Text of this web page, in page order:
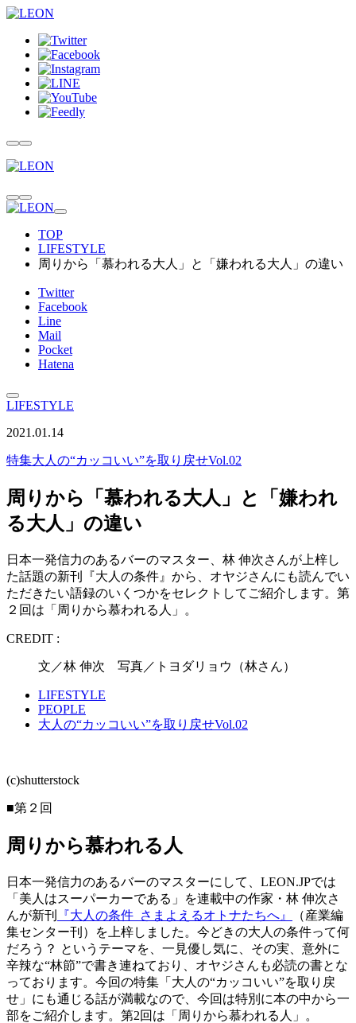
TOP
LIFESTYLE
周りから「慕われる大人」と「嫌われる大人」の違い
Twitter
Facebook
Line
Mail
Pocket
Hatena
LIFESTYLE
2021.01.14
特集大人の“カッコいい”を取り戻せVol.02
周りから「慕われる大人」と「嫌われ
る大人」の違い
日本一発信力のあるバーのマスター、林 伸次さんが上梓し
た話題の新刊『大人の条件』から、オヤジさんにも読んでい
ただきたい語録のいくつかをセレクトしてご紹介します。第
２回は「周りから慕われる人」。
CREDIT :
文／林 伸次 写真／トヨダリョウ（林さん）
LIFESTYLE
PEOPLE
大人の“カッコいい”を取り戻せVol.02
(c)shutterstock
■第２回
周りから慕われる人
日本一発信力のあるバーのマスターにして、LEON.JPでは
「美人はスーパーカーである」を連載中の作家・林 伸次さ
んが新刊
『大人の条件 さまよえるオトナたちへ』
（産業編
集センター刊）を上梓しました。今どきの大人の条件って何
だろう？ というテーマを、一見優し気に、その実、意外に
辛辣な“林節”で書き連ねており、オヤジさんも必読の書とな
っております。今回の特集「大人の“カッコいい”を取り戻
せ」にも通じる話が満載なので、今回は特別に本の中から一
部をご紹介します。第2回は「周りから慕われる人」。